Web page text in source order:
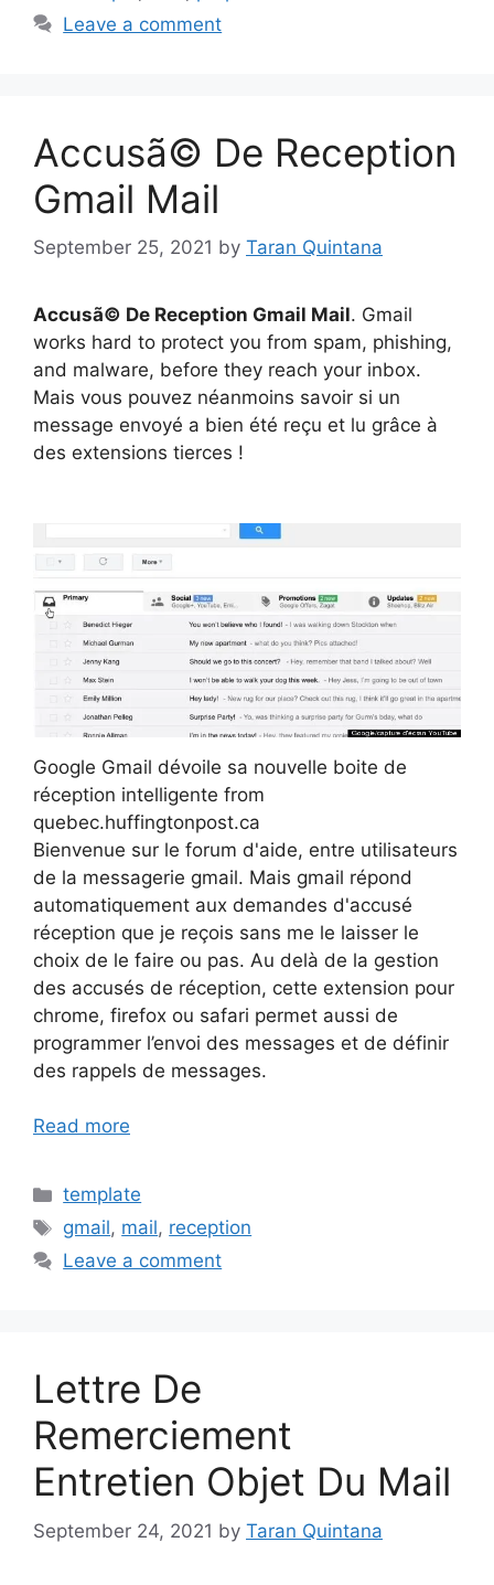
Leave a comment
Accusã© De Reception
Gmail Mail
September 25, 2021 by Taran Quintana
Accusã© De Reception Gmail Mail. Gmail
works hard to protect you from spam, phishing,
and malware, before they reach your inbox.
Mais vous pouvez néanmoins savoir si un
message envoyé a bien été reçu et lu grâce à
des extensions tierces !
Google Gmail dévoile sa nouvelle boite de
réception intelligente from
quebec.huffingtonpost.ca
Bienvenue sur le forum d'aide, entre utilisateurs
de la messagerie gmail. Mais gmail répond
automatiquement aux demandes d'accusé
réception que je reçois sans me le laisser le
choix de le faire ou pas. Au delà de la gestion
des accusés de réception, cette extension pour
chrome, firefox ou safari permet aussi de
programmer l’envoi des messages et de définir
des rappels de messages.
Read more
Categories
template
Tags
gmail, mail, reception
Leave a comment
Lettre De
Remerciement
Entretien Objet Du Mail
September 24, 2021 by Taran Quintana